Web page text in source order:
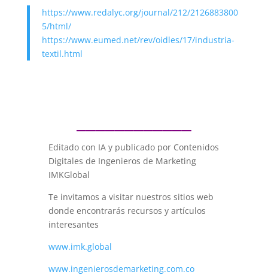
https://www.redalyc.org/journal/212/2126883800
5/html/
https://www.eumed.net/rev/oidles/17/industria-
textil.html
Editado con IA y publicado por Contenidos
Digitales de Ingenieros de Marketing
IMKGlobal
Te invitamos a visitar nuestros sitios web
donde encontrarás recursos y artículos
interesantes
www.imk.global
www.ingenierosdemarketing.com.co